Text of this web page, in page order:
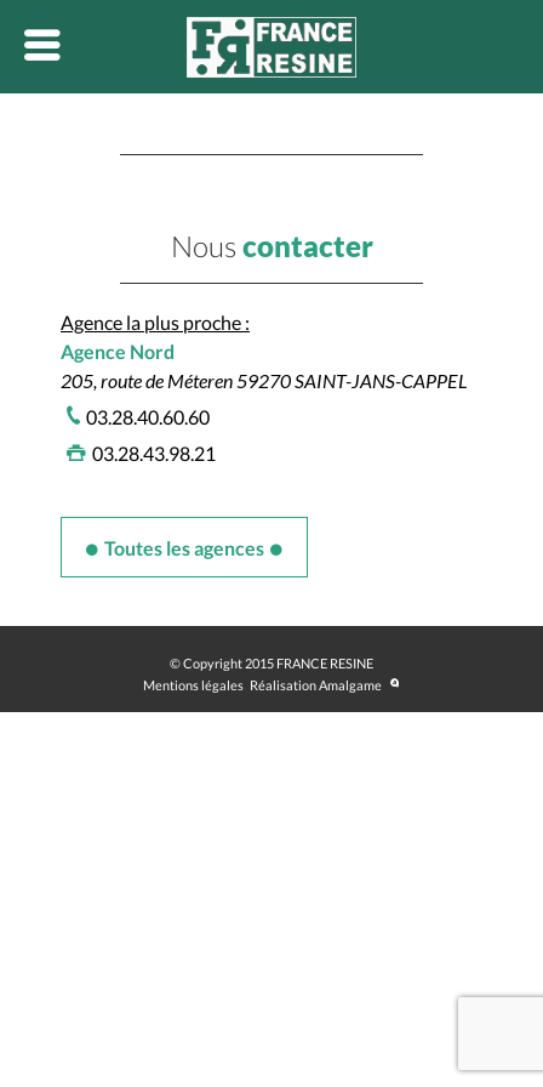
Nous contacter
Agence la plus proche :
Agence Nord
205, route de Méteren 59270 SAINT-JANS-CAPPEL
03.28.40.60.60
03.28.43.98.21
Toutes les agences
© Copyright 2015 FRANCE RESINE
Mentions légales Réalisation Amalgame